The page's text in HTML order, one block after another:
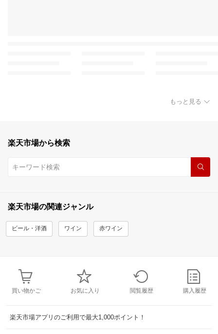
もっと見る
楽天市場から検索
楽天市場の関連ジャンル
ビール・洋酒 ワイン 赤ワイン
買い物かご お気に入り 閲覧履歴 購入履歴
楽天市場アプリのご利用で最大1,000ポイント！